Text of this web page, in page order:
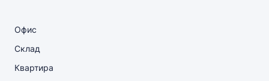
Офис
Склад
Квартира